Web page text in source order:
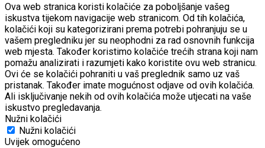
Ova web stranica koristi kolačiće za poboljšanje vašeg
iskustva tijekom navigacije web stranicom. Od tih kolačića,
kolačići koji su kategorizirani prema potrebi pohranjuju se u
vašem pregledniku jer su neophodni za rad osnovnih funkcija
web mjesta. Također koristimo kolačiće trećih strana koji nam
pomažu analizirati i razumjeti kako koristite ovu web stranicu.
Ovi će se kolačići pohraniti u vaš preglednik samo uz vaš
pristanak. Također imate mogućnost odjave od ovih kolačića.
Ali isključivanje nekih od ovih kolačića može utjecati na vaše
iskustvo pregledavanja.
Nužni kolačići
Nužni kolačići
Uvijek omogućeno